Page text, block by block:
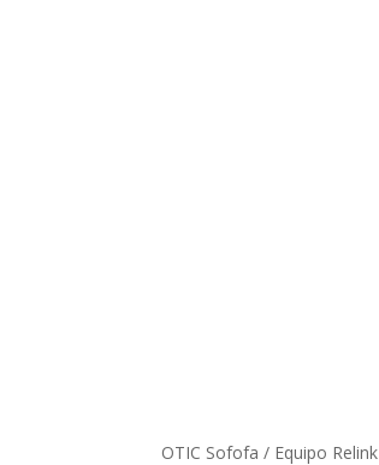
OTIC Sofofa / Equipo Relink